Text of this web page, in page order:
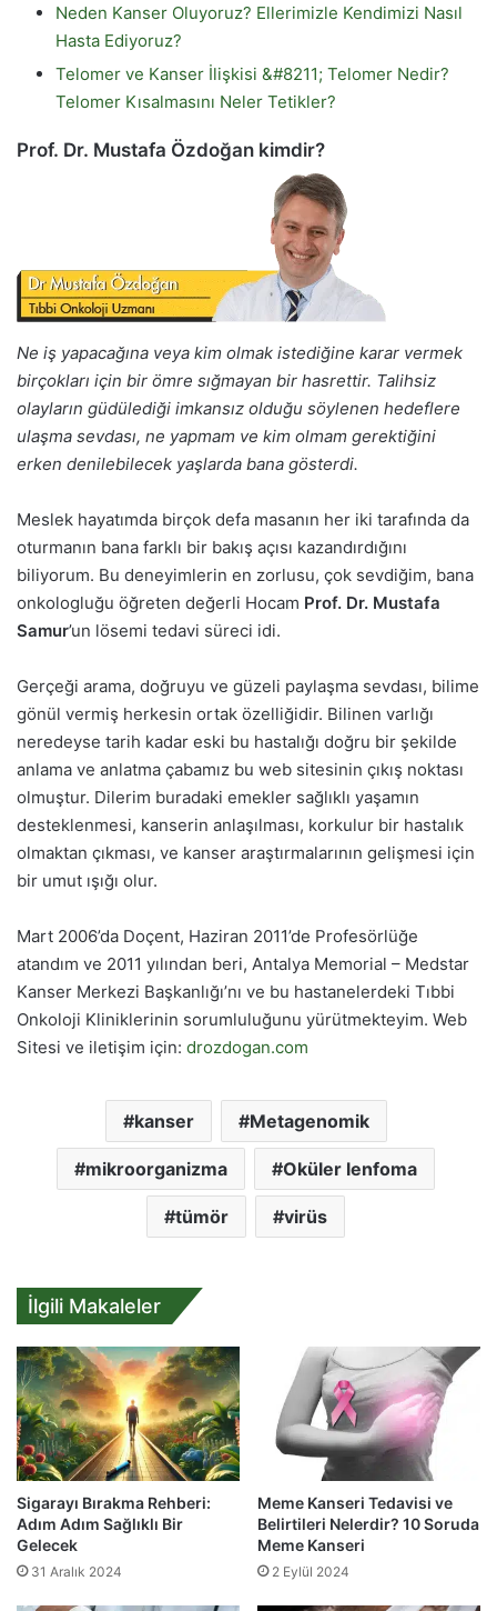
Neden Kanser Oluyoruz? Ellerimizle Kendimizi Nasıl
Hasta Ediyoruz?
Telomer ve Kanser İlişkisi &#8211; Telomer Nedir?
Telomer Kısalmasını Neler Tetikler?
Prof. Dr. Mustafa Özdoğan kimdir?
Ne iş yapacağına veya kim olmak istediğine karar vermek
birçokları için bir ömre sığmayan bir hasrettir. Talihsiz
olayların güdülediği imkansız olduğu söylenen hedeflere
ulaşma sevdası, ne yapmam ve kim olmam gerektiğini
erken denilebilecek yaşlarda bana gösterdi.
Meslek hayatımda birçok defa masanın her iki tarafında da
oturmanın bana farklı bir bakış açısı kazandırdığını
biliyorum. Bu deneyimlerin en zorlusu, çok sevdiğim, bana
onkologluğu öğreten değerli Hocam Prof. Dr. Mustafa
Samur’un lösemi tedavi süreci idi.
Gerçeği arama, doğruyu ve güzeli paylaşma sevdası, bilime
gönül vermiş herkesin ortak özelliğidir. Bilinen varlığı
neredeyse tarih kadar eski bu hastalığı doğru bir şekilde
anlama ve anlatma çabamız bu web sitesinin çıkış noktası
olmuştur. Dilerim buradaki emekler sağlıklı yaşamın
desteklenmesi, kanserin anlaşılması, korkulur bir hastalık
olmaktan çıkması, ve kanser araştırmalarının gelişmesi için
bir umut ışığı olur.
Mart 2006’da Doçent, Haziran 2011’de Profesörlüğe
atandım ve 2011 yılından beri, Antalya Memorial – Medstar
Kanser Merkezi Başkanlığı’nı ve bu hastanelerdeki Tıbbi
Onkoloji Kliniklerinin sorumluluğunu yürütmekteyim. Web
Sitesi ve iletişim için: drozdogan.com
kanser Metagenomik
mikroorganizma Oküler lenfoma
tümör virüs
İlgili Makaleler
Sigarayı Bırakma Rehberi:
Adım Adım Sağlıklı Bir
Gelecek
31 Aralık 2024
Meme Kanseri Tedavisi ve
Belirtileri Nelerdir? 10 Soruda
Meme Kanseri
2 Eylül 2024